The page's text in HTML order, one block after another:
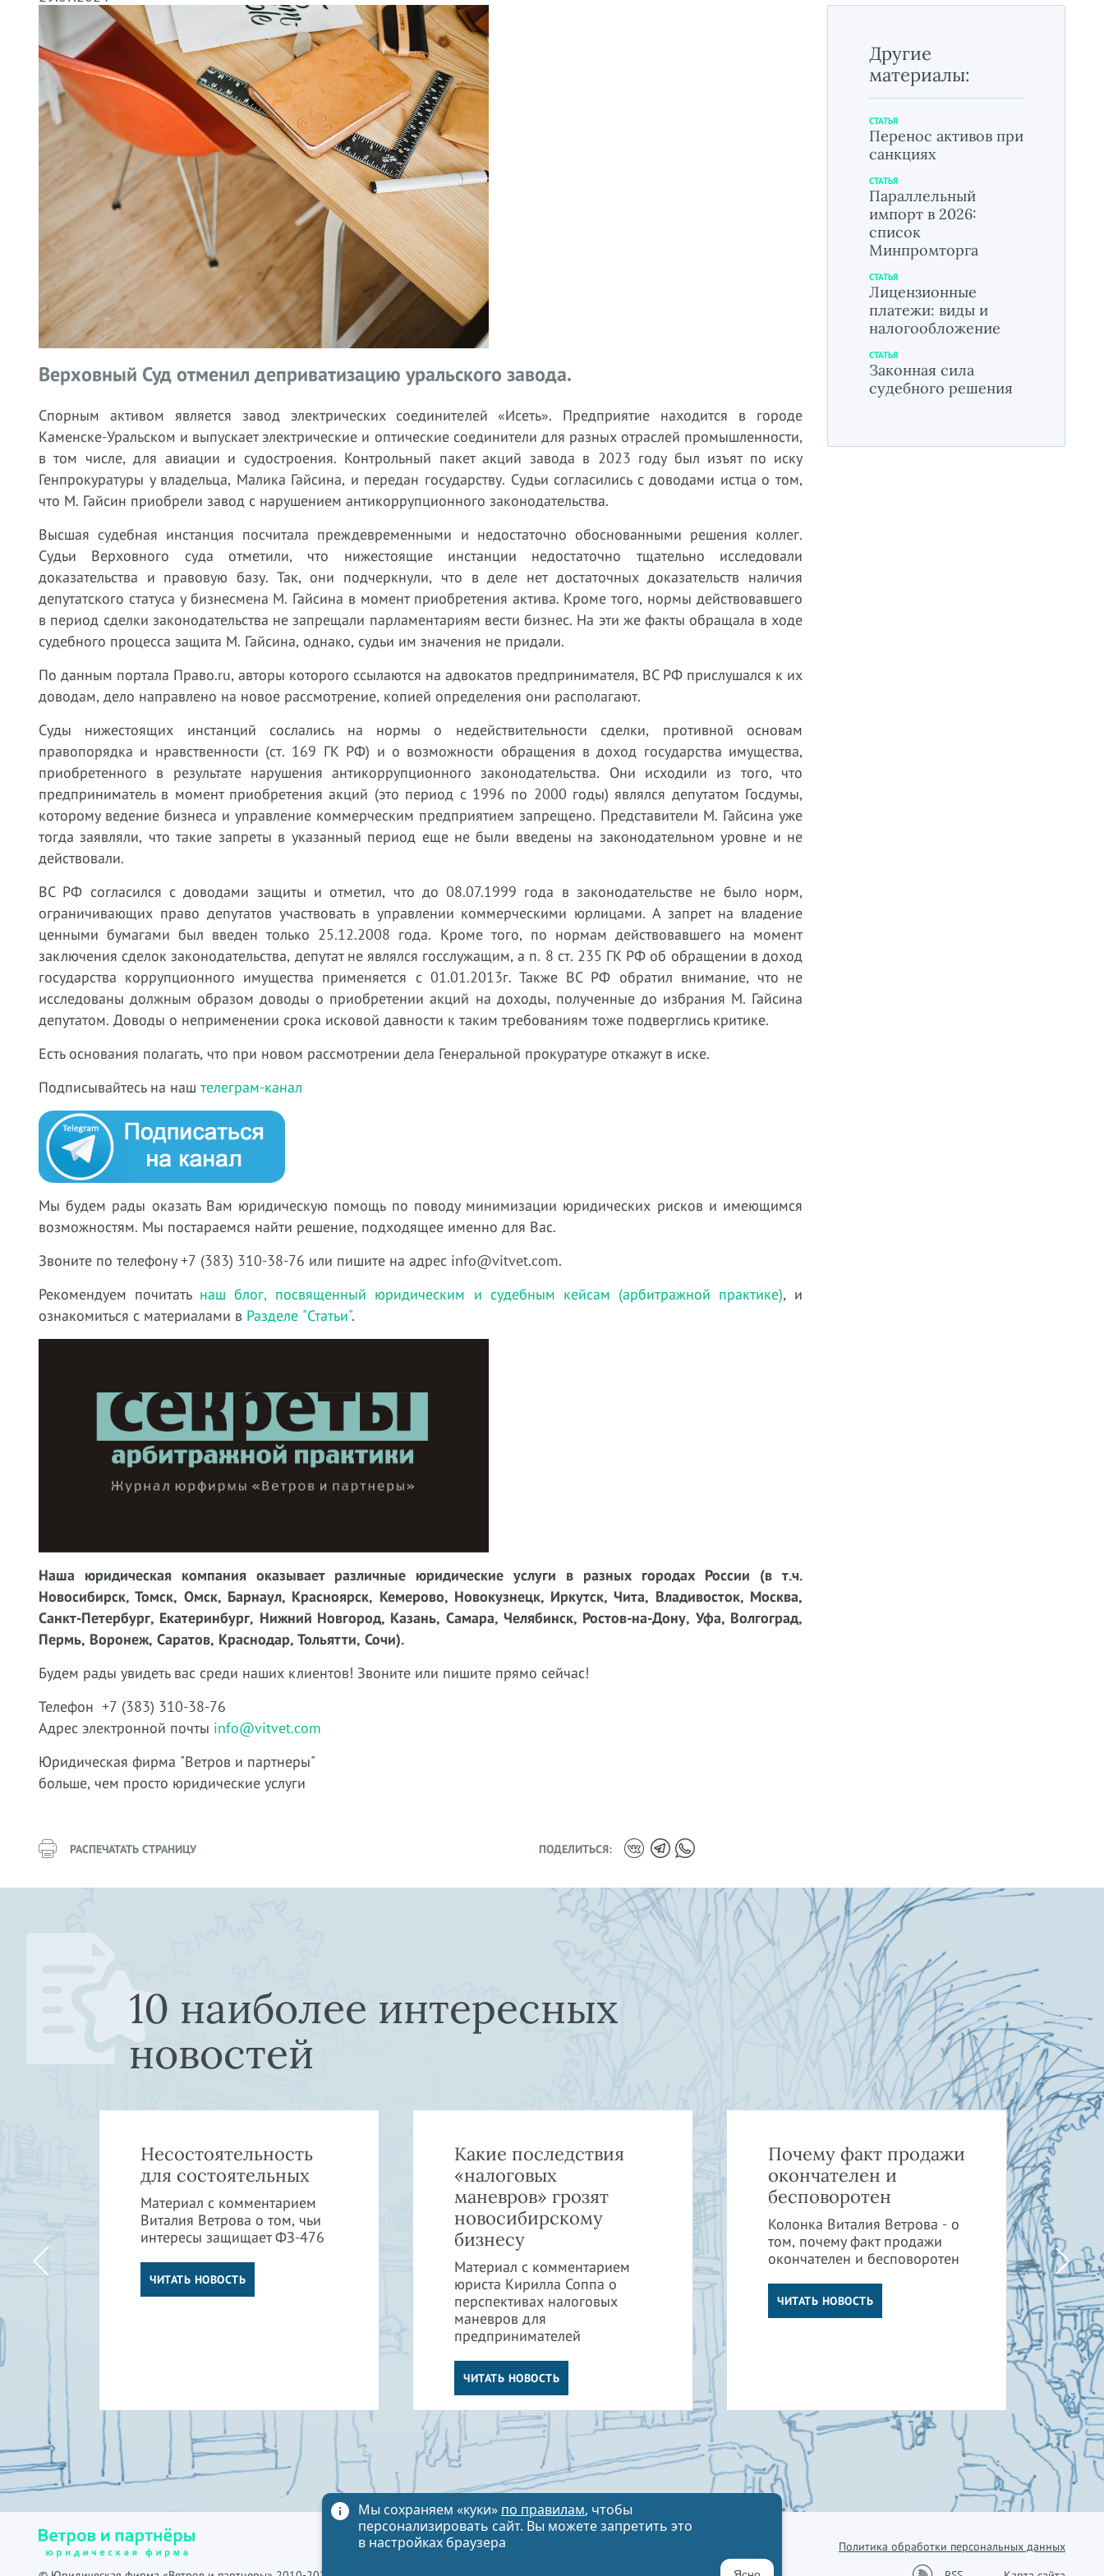
Верховный Суд отменил деприватизацию уральского завода.
Спорным активом является завод электрических соединителей «Исеть». Предприятие находится в городе
Каменске-Уральском и выпускает электрические и оптические соединители для разных отраслей промышленности,
в том числе, для авиации и судостроения. Контрольный пакет акций завода в 2023 году был изъят по иску
Генпрокуратуры у владельца, Малика Гайсина, и передан государству. Судьи согласились с доводами истца о том,
что М. Гайсин приобрели завод с нарушением антикоррупционного законодательства.
Высшая судебная инстанция посчитала преждевременными и недостаточно обоснованными решения коллег.
Судьи Верховного суда отметили, что нижестоящие инстанции недостаточно тщательно исследовали
доказательства и правовую базу. Так, они подчеркнули, что в деле нет достаточных доказательств наличия
депутатского статуса у бизнесмена М. Гайсина в момент приобретения актива. Кроме того, нормы действовавшего
в период сделки законодательства не запрещали парламентариям вести бизнес. На эти же факты обращала в ходе
судебного процесса защита М. Гайсина, однако, судьи им значения не придали.
По данным портала Право.ru, авторы которого ссылаются на адвокатов предпринимателя, ВС РФ прислушался к их
доводам, дело направлено на новое рассмотрение, копией определения они располагают.
Суды нижестоящих инстанций сослались на нормы о недействительности сделки, противной основам
правопорядка и нравственности (ст. 169 ГК РФ) и о возможности обращения в доход государства имущества,
приобретенного в результате нарушения антикоррупционного законодательства. Они исходили из того, что
предприниматель в момент приобретения акций (это период с 1996 по 2000 годы) являлся депутатом Госдумы,
которому ведение бизнеса и управление коммерческим предприятием запрещено. Представители М. Гайсина уже
тогда заявляли, что такие запреты в указанный период еще не были введены на законодательном уровне и не
действовали.
ВС РФ согласился с доводами защиты и отметил, что до 08.07.1999 года в законодательстве не было норм,
ограничивающих право депутатов участвовать в управлении коммерческими юрлицами. А запрет на владение
ценными бумагами был введен только 25.12.2008 года. Кроме того, по нормам действовавшего на момент
заключения сделок законодательства, депутат не являлся госслужащим, а п. 8 ст. 235 ГК РФ об обращении в доход
государства коррупционного имущества применяется с 01.01.2013г. Также ВС РФ обратил внимание, что не
исследованы должным образом доводы о приобретении акций на доходы, полученные до избрания М. Гайсина
депутатом. Доводы о неприменении срока исковой давности к таким требованиям тоже подверглись критике.
Есть основания полагать, что при новом рассмотрении дела Генеральной прокуратуре откажут в иске.
Подписывайтесь на наш телеграм-канал
Мы будем рады оказать Вам юридическую помощь по поводу минимизации юридических рисков и имеющимся
возможностям. Мы постараемся найти решение, подходящее именно для Вас.
Звоните по телефону +7 (383) 310-38-76 или пишите на адрес info@vitvet.com.
Рекомендуем почитать наш блог, посвященный юридическим и судебным кейсам (арбитражной практике), и
ознакомиться с материалами в Разделе "Статьи".
Наша юридическая компания оказывает различные юридические услуги в разных городах России (в т.ч.
Новосибирск, Томск, Омск, Барнаул, Красноярск, Кемерово, Новокузнецк, Иркутск, Чита, Владивосток, Москва,
Санкт-Петербург, Екатеринбург, Нижний Новгород, Казань, Самара, Челябинск, Ростов-на-Дону, Уфа, Волгоград,
Пермь, Воронеж, Саратов, Краснодар, Тольятти, Сочи).
Будем рады увидеть вас среди наших клиентов! Звоните или пишите прямо сейчас!
Телефон +7 (383) 310-38-76
Адрес электронной почты info@vitvet.com
Юридическая фирма "Ветров и партнеры"
больше, чем просто юридические услуги
РАСПЕЧАТАТЬ СТРАНИЦУ ПОДЕЛИТЬСЯ:
Другие
материалы:
СТАТЬЯ
Перенос активов при
санкциях
СТАТЬЯ
Параллельный
импорт в 2026:
список
Минпромторга
СТАТЬЯ
Лицензионные
платежи: виды и
налогообложение
СТАТЬЯ
Законная сила
судебного решения
10 наиболее интересных
новостей
Несостоятельность
для состоятельных
Материал с комментарием
Виталия Ветрова о том, чьи
интересы защищает ФЗ-476
ЧИТАТЬ НОВОСТЬ
Какие последствия
«налоговых
маневров» грозят
новосибирскому
бизнесу
Материал с комментарием
юриста Кирилла Соппа о
перспективах налоговых
маневров для
предпринимателей
ЧИТАТЬ НОВОСТЬ
Почему факт продажи
окончателен и
бесповоротен
Колонка Виталия Ветрова - о
том, почему факт продажи
окончателен и бесповоротен
ЧИТАТЬ НОВОСТЬ
от
Политика обработки персональных данных
Мы сохраняем «куки» по правилам, чтобы
персонализировать сайт. Вы можете запретить это
в настройках браузера